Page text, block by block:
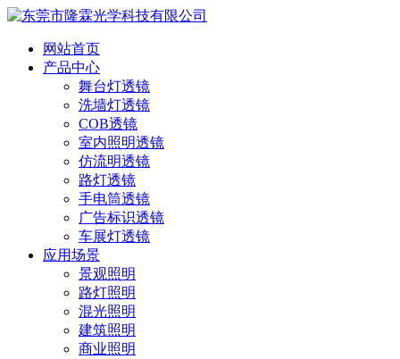
网站首页
产品中心
舞台灯透镜
洗墙灯透镜
COB透镜
室内照明透镜
仿流明透镜
路灯透镜
手电筒透镜
广告标识透镜
车展灯透镜
应用场景
景观照明
路灯照明
混光照明
建筑照明
商业照明